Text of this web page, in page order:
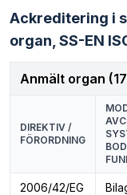
Ackreditering i
organ, SS-EN
Anmält organ
DIREKTIV /
FÖRORDNING
2006/42/EG